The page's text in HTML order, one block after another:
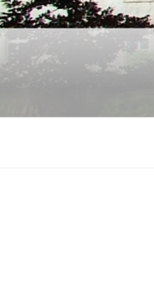
Aller
au
contenu
principal